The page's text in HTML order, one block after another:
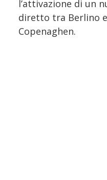
l’attivazione di un
diretto tra Berlino
Copenaghen.